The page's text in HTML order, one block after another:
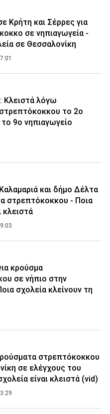
Κρήτη και Σέρρες για
σε νηπιαγωγεία -
σε Θεσσαλονίκη
Κλειστά λόγω
το 2ο
το 9ο νηπιαγωγείο
και δήμο Δέλτα
στρεπτόκοκκου - Ποια
κλειστά
κρούσμα
σε νήπιο στην
σχολεία κλείνουν τη
στρεπτόκοκκου
σε ελέγχους του
είναι κλειστά (vid)